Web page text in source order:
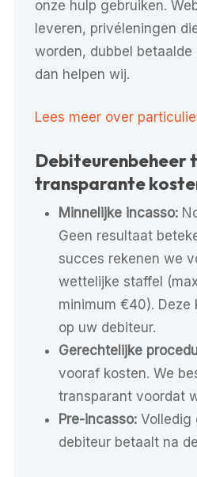
onze hulp gebruiken.
leveren, privéleningen
worden, dubbel betaalde
dan helpen wij.
Lees meer over
Debiteurenbeheer
transparante
Minnelijke incasso:
Geen resultaat
succes rekenen we
wettelijke staffel
minimum €40).
op uw debiteur.
Gerechtelijke
vooraf kosten. We
transparant voordat
Pre-incasso:Volledig
debiteur betaalt na de